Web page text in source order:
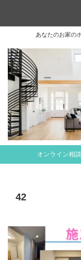
あなたのお家の
オンライン相
42